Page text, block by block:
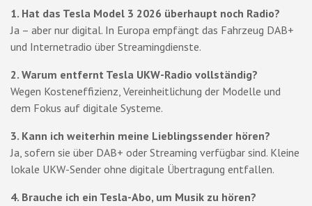
1. Hat das Tesla Model 3 2026 überhaupt noch Radio?
Ja – aber nur digital. In Europa empfängt das Fahrzeug DAB+
und Internetradio über Streamingdienste.
2. Warum entfernt Tesla UKW-Radio vollständig?
Wegen Kosteneffizienz, Vereinheitlichung der Modelle und
dem Fokus auf digitale Systeme.
3. Kann ich weiterhin meine Lieblingssender hören?
Ja, sofern sie über DAB+ oder Streaming verfügbar sind. Kleine
lokale UKW-Sender ohne digitale Übertragung entfallen.
4. Brauche ich ein Tesla-Abo, um Musik zu hören?